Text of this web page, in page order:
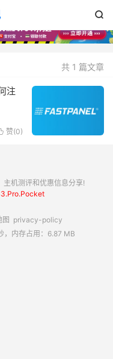

共 1 篇文章
注
赞(0)
主机测评和优惠信息分享!
图 privacy-policy
，内存占用：6.87 MB